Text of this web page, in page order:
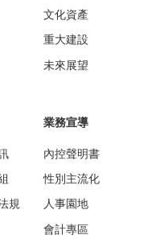
文化資產
重大建設
未來展望
規
業務宣導
內控聲明書
性別主流化
人事園地
會計專區